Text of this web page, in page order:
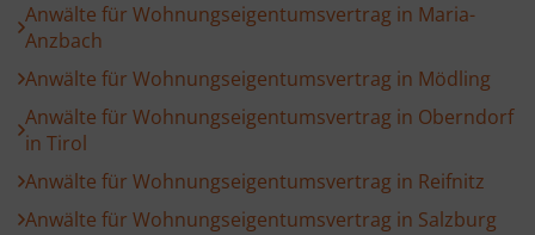
Anwälte für Wohnungseigentumsvertrag in Maria-
Anzbach
Anwälte für Wohnungseigentumsvertrag in Mödling
Anwälte für Wohnungseigentumsvertrag in Oberndorf
in Tirol
Anwälte für Wohnungseigentumsvertrag in Reifnitz
Anwälte für Wohnungseigentumsvertrag in Salzburg